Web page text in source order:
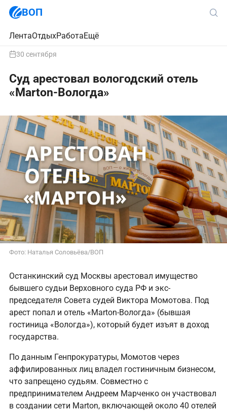
ВОП
ЛентаОтдыхРаботаЕщё
30 сентября
Суд арестовал вологодский отель
«Marton-Вологда»
Фото: Наталья Соловьёва/ВОП
Останкинский суд Москвы арестовал имущество
бывшего судьи Верховного суда РФ и экс-
председателя Совета судей Виктора Момотова. Под
арест попал и отель «Marton-Вологда» (бывшая
гостиница «Вологда»), который будет изъят в доход
государства.
По данным Генпрокуратуры, Момотов через
аффилированных лиц владел гостиничным бизнесом,
что запрещено судьям. Совместно с
предпринимателем Андреем Марченко он участвовал
в создании сети Marton, включающей около 40 отелей